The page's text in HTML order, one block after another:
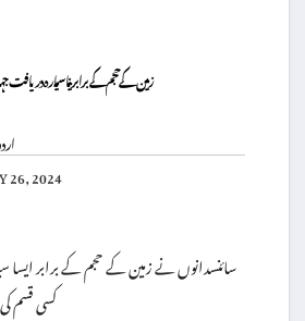
زمین کے حجم کے برابر نیا سیارہ
26, 2024
سائنسدانوں نے زمین کے حجم کے برابر
کسی قسم